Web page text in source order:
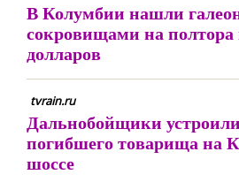
В Колумбии нашли
сокровищами на
долларов
tvrain.ru
Дальнобойщики
погибшего товарища на
шоссе